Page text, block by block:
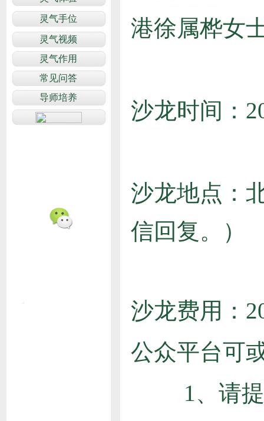
港徐属桦女
沙龙时间：
沙龙地点：
信回复。）
沙龙费用：
公众平台可
1、请提